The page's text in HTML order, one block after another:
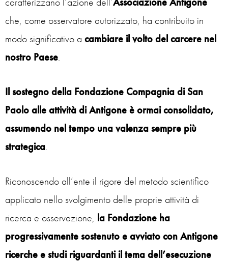
che, come osservatore autorizzato, ha contribuito in
modo significativo a cambiare il volto del carcere nel
nostro Paese.
Il sostegno della Fondazione Compagnia di San
Paolo alle attività di Antigone è ormai consolidato,
assumendo nel tempo una valenza sempre più
strategica.
Riconoscendo all’ente il rigore del metodo scientifico
applicato nello svolgimento delle proprie attività di
ricerca e osservazione, la Fondazione ha
progressivamente sostenuto e avviato con Antigone
ricerche e studi riguardanti il tema dell’esecuzione